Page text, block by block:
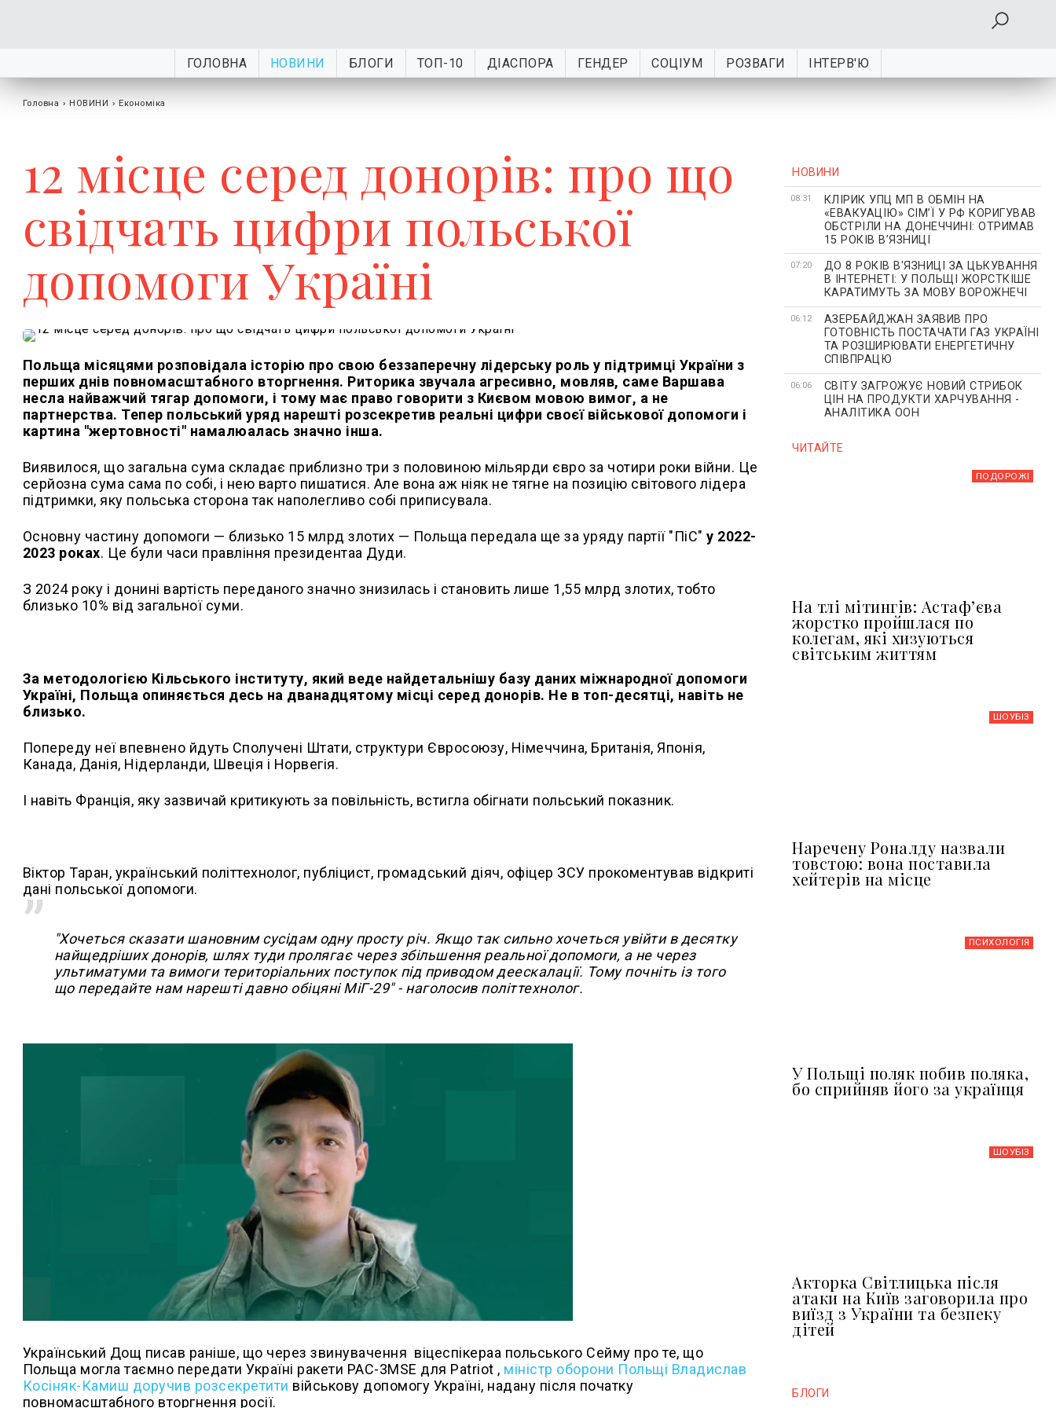
ГОЛОВНА НОВИНИ БЛОГИ ТОП-10 ДІАСПОРА ГЕНДЕР СОЦІУМ РОЗВАГИ ІНТЕРВ'Ю
Головна › НОВИНИ › Економіка
12 місце серед донорів: про що
свідчать цифри польської
допомоги Україні
Польща місяцями розповідала історію про свою беззаперечну лідерську роль у підтримці України з
перших днів повномасштабного вторгнення. Риторика звучала агресивно, мовляв, саме Варшава
несла найважчий тягар допомоги, і тому має право говорити з Києвом мовою вимог, а не
партнерства. Тепер польський уряд нарешті розсекретив реальні цифри своєї військової допомоги і
картина "жертовності" намалюалась значно інша.
Виявилося, що загальна сума складає приблизно три з половиною мільярди євро за чотири роки війни. Це
серйозна сума сама по собі, і нею варто пишатися. Але вона аж ніяк не тягне на позицію світового лідера
підтримки, яку польська сторона так наполегливо собі приписувала.
Основну частину допомоги — близько 15 млрд злотих — Польща передала ще за уряду партії "ПіС"у 2022-
2023 роках. Це були часи правління президентаа Дуди.
З 2024 року і донині вартість переданого значно знизилась і становить лише 1,55 млрд злотих, тобто
близько 10% від загальної суми.
За методологією Кільського інституту, який веде найдетальнішу базу даних міжнародної допомоги
Україні, Польща опиняється десь на дванадцятому місці серед донорів. Не в топ-десятці, навіть не
близько.
Попереду неї впевнено йдуть Сполучені Штати, структури Євросоюзу, Німеччина, Британія, Японія,
Канада, Данія, Нідерланди, Швеція і Норвегія.
І навіть Франція, яку зазвичай критикують за повільність, встигла обігнати польський показник.
Віктор Таран, український політтехнолог, публіцист, громадський діяч, офіцер ЗСУ прокоментував відкриті
дані польської допомоги.
"Хочеться сказати шановним сусідам одну просту річ. Якщо так сильно хочеться увійти в десятку
найщедріших донорів, шлях туди пролягає через збільшення реальної допомоги, а не через
ультиматуми та вимоги територіальних поступок під приводом деескалації. Тому почніть із того
що передайте нам нарешті давно обіцяні МіГ-29" - наголосив політтехнолог.
Український Дощ писав раніше, що через звинувачення віцеспікераа польського Сейму про те, що
Польща могла таємно передати Україні ракети PAC-3MSE для Patriot , міністр оборони Польщі Владислав
Косіняк-Камиш доручив розсекретити військову допомогу Україні, надану після початку
повномасштабного вторгнення росії.
НОВИНИ
08:31
КЛІРИК УПЦ МП В ОБМІН НА
«ЕВАКУАЦІЮ» СІМʼЇ У РФ КОРИГУВАВ
ОБСТРІЛИ НА ДОНЕЧЧИНІ: ОТРИМАВ
15 РОКІВ ВʼЯЗНИЦІ
07:20
ДО 8 РОКІВ В'ЯЗНИЦІ ЗА ЦЬКУВАННЯ
В ІНТЕРНЕТІ: У ПОЛЬЩІ ЖОРСТКІШЕ
КАРАТИМУТЬ ЗА МОВУ ВОРОЖНЕЧІ
06:12
АЗЕРБАЙДЖАН ЗАЯВИВ ПРО
ГОТОВНІСТЬ ПОСТАЧАТИ ГАЗ УКРАЇНІ
ТА РОЗШИРЮВАТИ ЕНЕРГЕТИЧНУ
СПІВПРАЦЮ
06:06
СВІТУ ЗАГРОЖУЄ НОВИЙ СТРИБОК
ЦІН НА ПРОДУКТИ ХАРЧУВАННЯ -
АНАЛІТИКА ООН
ЧИТАЙТЕ
ПОДОРОЖІ
На тлі мітингів: Астафʼєва
жорстко пройшлася по
колегам, які хизуються
світським життям
ШОУБIЗ
Наречену Роналду назвали
товстою: вона поставила
хейтерів на місце
ПСИХОЛОГІЯ
У Польщі поляк побив поляка,
бо сприйняв його за українця
ШОУБIЗ
Акторка Світлицька після
атаки на Київ заговорила про
виїзд з України та безпеку
дітей
БЛОГИ